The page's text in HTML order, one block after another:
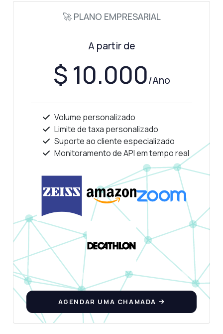
🚀 PLANO EMPRESARIAL
A partir de
$ 10.000/Ano
Volume personalizado
Limite de taxa personalizado
Suporte ao cliente especializado
Monitoramento de API em tempo real
AGENDAR UMA CHAMADA
Pergunte qualquer coisa
Respostas sobre loadrush v2 API
Olá! Pergunte qualquer coisa sobre
loadrush v2 API — endpoints, preços, dicas
de integração, o que precisar.
Como faço para postar uma nova carga de
veículo?